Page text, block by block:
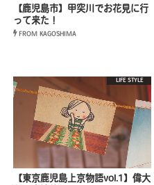
【鹿児島市】甲突川でお花見に行
って来た！
FROM KAGOSHIMA
LIFE STYLE
【東京鹿児島上京物語vol.1】偉大